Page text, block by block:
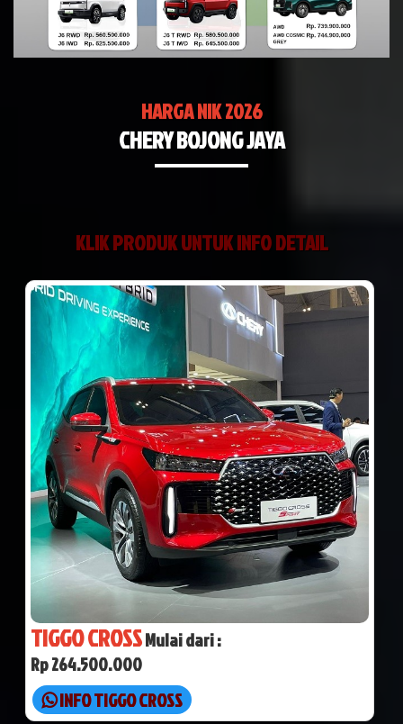
HARGA NIK 2026
CHERY BOJONG JAYA
KLIK PRODUK UNTUK INFO DETAIL
TIGGO CROSSMulai dari :
Rp 264.500.000
INFO TIGGO CROSS